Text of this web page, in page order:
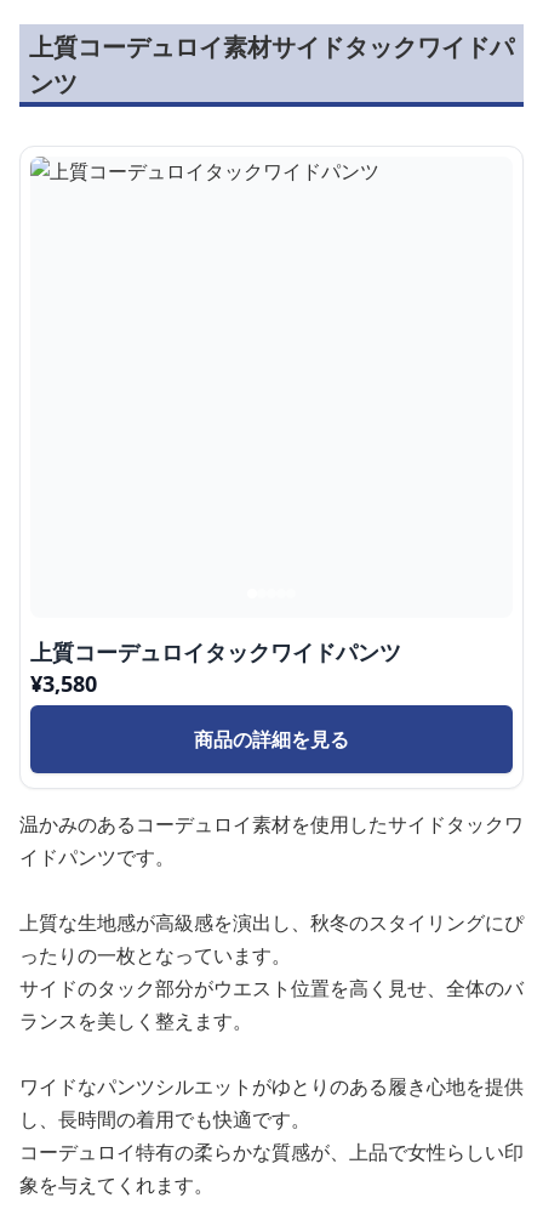
上質コーデュロイ素材サイドタックワイドパ
ンツ
上質コーデュロイタックワイドパンツ
¥3,580
商品の詳細を見る
温かみのあるコーデュロイ素材を使用したサイドタックワ
イドパンツです。
上質な生地感が高級感を演出し、秋冬のスタイリングにぴ
ったりの一枚となっています。
サイドのタック部分がウエスト位置を高く見せ、全体のバ
ランスを美しく整えます。
ワイドなパンツシルエットがゆとりのある履き心地を提供
し、長時間の着用でも快適です。
コーデュロイ特有の柔らかな質感が、上品で女性らしい印
象を与えてくれます。